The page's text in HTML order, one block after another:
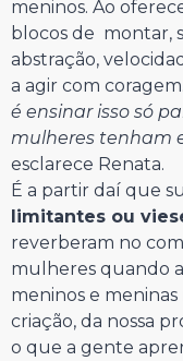
meninos. Ao
blocos de montar,
abstração,
a agir com
é ensinar isso só
mulheres tenham
esclarece Renata.
É a partir daí que
limitantes ou
reverberam no
mulheres quando
meninos e
criação, da nossa
o que a gente